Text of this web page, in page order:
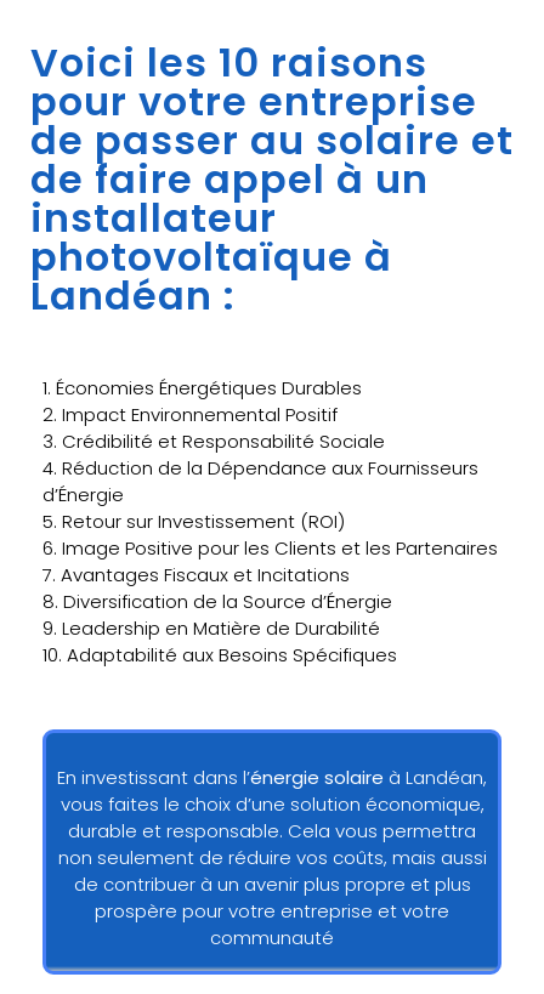
Voici les 10 raisons
pour votre entreprise
de passer au solaire et
de faire appel à un
installateur
photovoltaïque à
Landéan :
1. Économies Énergétiques Durables
2. Impact Environnemental Positif
3. Crédibilité et Responsabilité Sociale
4. Réduction de la Dépendance aux Fournisseurs
d’Énergie
5. Retour sur Investissement (ROI)
6. Image Positive pour les Clients et les Partenaires
7. Avantages Fiscaux et Incitations
8. Diversification de la Source d’Énergie
9. Leadership en Matière de Durabilité
10. Adaptabilité aux Besoins Spécifiques
En investissant dans l’énergie solaire à Landéan,
vous faites le choix d’une solution économique,
durable et responsable. Cela vous permettra
non seulement de réduire vos coûts, mais aussi
de contribuer à un avenir plus propre et plus
prospère pour votre entreprise et votre
communauté